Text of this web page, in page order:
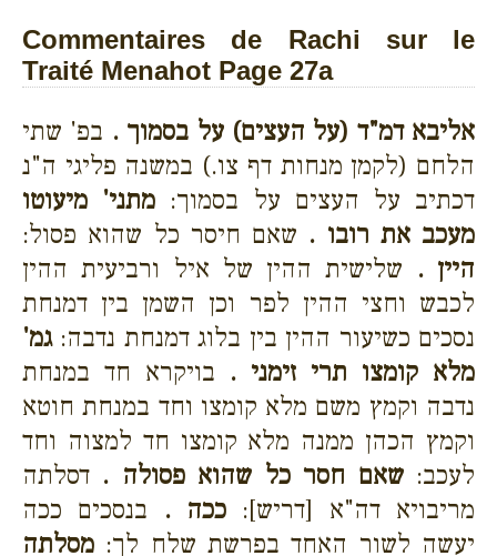
Commentaires de Rachi sur le
Traité Menahot Page 27a
אליבא דמ"ד (על העצים) על בסמוך . בפ' שתי
הלחם (לקמן מנחות דף צו.) במשנה פליגי ה"נ
דכתיב על העצים על בסמוך: מתני' מיעוטו
מעכב את רובו . שאם חיסר כל שהוא פסול:
היין . שלישית ההין של איל ורביעית ההין
לכבש וחצי ההין לפר וכן השמן בין דמנחת
נסכים כשיעור ההין בין בלוג דמנחת נדבה:גמ'
מלא קומצו תרי זימני . בויקרא חד במנחת
נדבה וקמץ משם מלא קומצו וחד במנחת חוטא
וקמץ הכהן ממנה מלא קומצו חד למצוה וחד
לעכב:שאם חסר כל שהוא פסולה . דסלתה
מריבויא דה"א [דריש]: ככה . בנסכים ככה
יעשה לשור האחד בפרשת שלח לך: מסלתה